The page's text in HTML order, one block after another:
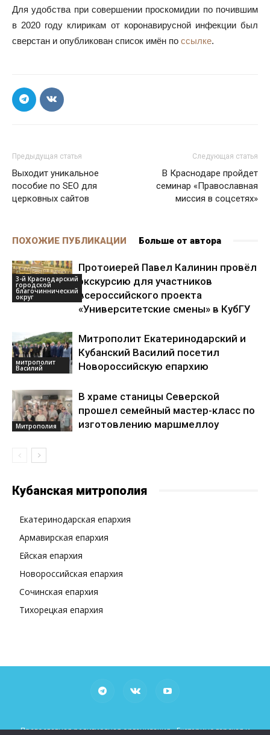
Для удобства при совершении проскомидии по почившим
в 2020 году клирикам от коронавирусной инфекции был
сверстан и опубликован список имён по ссылке.
Предыдущая статья
Выходит уникальное
пособие по SEO для
церковных сайтов
Следующая статья
В Краснодаре пройдет
семинар «Православная
миссия в соцсетях»
ПОХОЖИЕ ПУБЛИКАЦИИ Больше от автора
3-й Краснодарский
городской
благочиннический
округ
Протоиерей Павел Калинин провёл
экскурсию для участников
всероссийского проекта
«Университетские смены» в КубГУ
митрополит
Василий
Митрополит Екатеринодарский и
Кубанский Василий посетил
Новороссийскую епархию
Митрополия
В храме станицы Северской
прошел семейный мастер-класс по
изготовлению маршмеллоу
Кубанская митрополия
Екатеринодарская епархия
Армавирская епархия
Ейская епархия
Новороссийская епархия
Сочинская епархия
Тихорецкая епархия
Православная религиозная организация «Екатеринодарская и